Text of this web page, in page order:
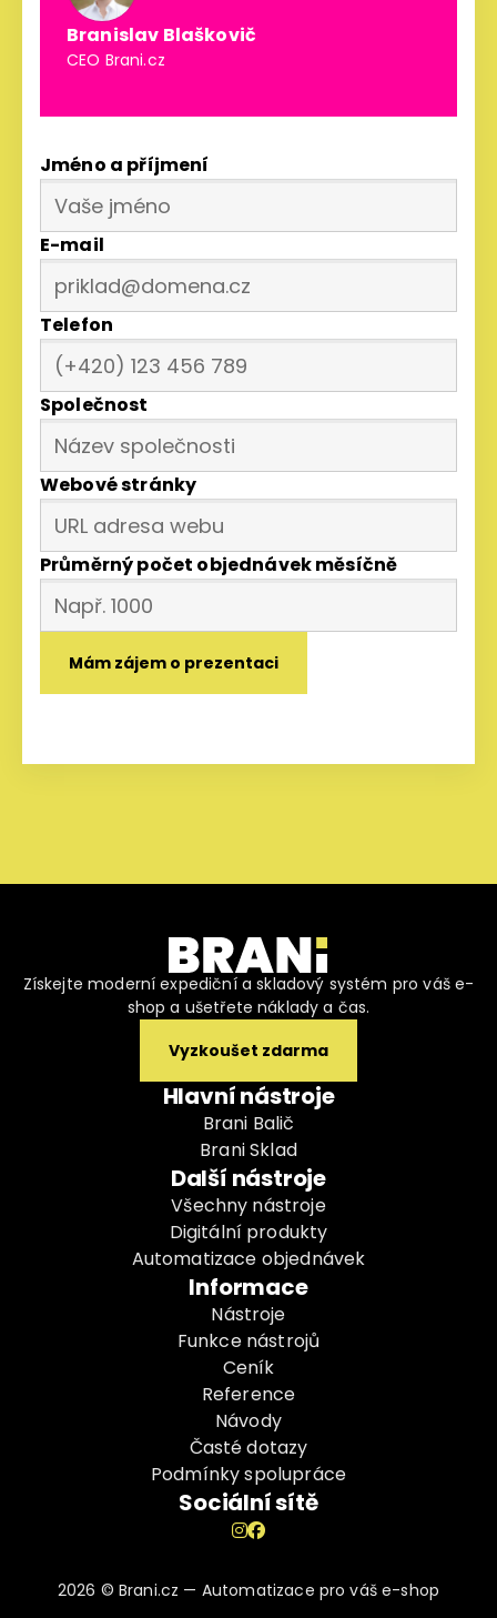
Branislav Blaškovič
CEO Brani.cz
Jméno a příjmení
E-mail
Telefon
Společnost
Webové stránky
Průměrný počet objednávek měsíčně
Získejte moderní expediční a skladový systém pro váš e-
shop a ušetřete náklady a čas.
Vyzkoušet zdarma
Hlavní nástroje
Brani Balič
Brani Sklad
Další nástroje
Všechny nástroje
Digitální produkty
Automatizace objednávek
Informace
Nástroje
Funkce nástrojů
Ceník
Reference
Návody
Časté dotazy
Podmínky spolupráce
Sociální sítě

2026 © Brani.cz — Automatizace pro váš e-shop